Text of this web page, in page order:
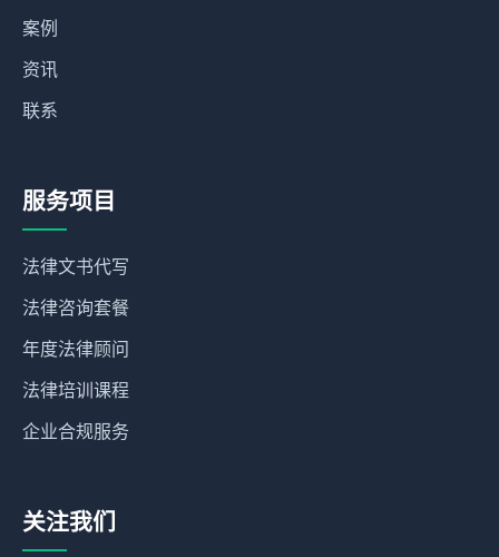
案例
资讯
联系
服务项目
法律文书代写
法律咨询套餐
年度法律顾问
法律培训课程
企业合规服务
关注我们